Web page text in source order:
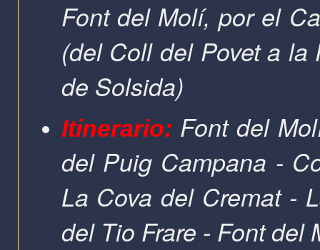
Font del Molí, por el
(del Coll del Povet a
de Solsida)
Itinerario: Font del
del Puig Campana -
La Cova del Cremat -
del Tio Frare - Font